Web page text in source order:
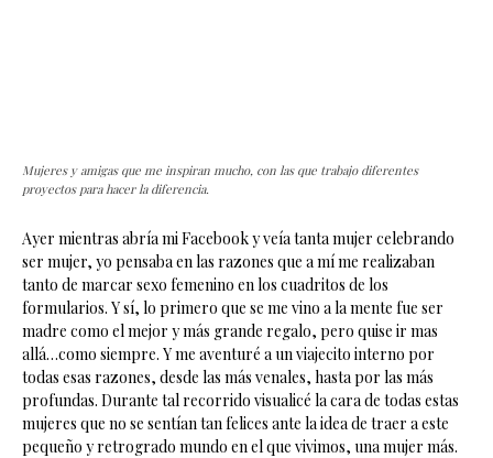
Mujeres y amigas que me inspiran mucho, con las que trabajo diferentes
proyectos para hacer la diferencia.
Ayer mientras abría mi Facebook y veía tanta mujer celebrando
ser mujer, yo pensaba en las razones que a mí me realizaban
tanto de marcar sexo femenino en los cuadritos de los
formularios. Y sí, lo primero que se me vino a la mente fue ser
madre como el mejor y más grande regalo, pero quise ir mas
allá…como siempre. Y me aventuré a un viajecito interno por
todas esas razones, desde las más venales, hasta por las más
profundas. Durante tal recorrido visualicé la cara de todas estas
mujeres que no se sentían tan felices ante la idea de traer a este
pequeño y retrogrado mundo en el que vivimos, una mujer más.